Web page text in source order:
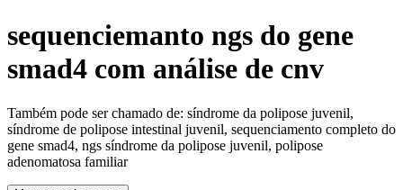
sequenciemanto ngs do gene
smad4 com análise de cnv
Também pode ser chamado de: síndrome da polipose juvenil,
síndrome de polipose intestinal juvenil, sequenciamento completo do
gene smad4, ngs síndrome da polipose juvenil, polipose
adenomatosa familiar